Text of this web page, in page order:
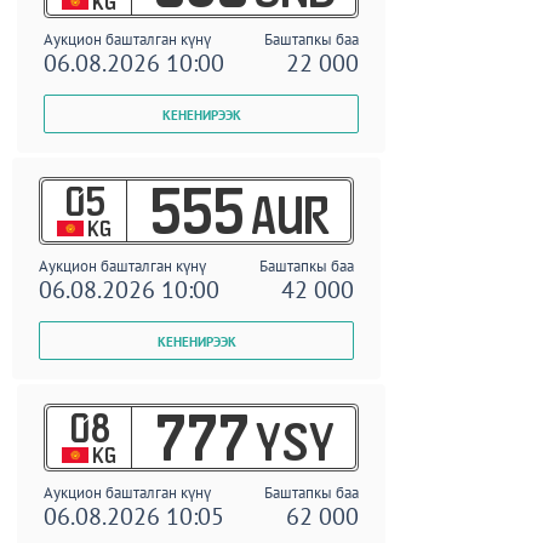
Аукцион башталган күнү Баштапкы баа
06.08.2026 10:00 22 000
05
KG 555 AUR
Аукцион башталган күнү Баштапкы баа
06.08.2026 10:00 42 000
08
KG 777 YSY
Аукцион башталган күнү Баштапкы баа
06.08.2026 10:05 62 000